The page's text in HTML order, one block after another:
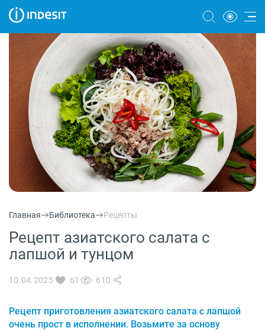
Холодильники
Морозильные камеры
Стиральные и сушильные машины
Посудомоечные машины
Плиты
Духовые шкафы
Вытяжки
Варочные панели
Микроволновые печи
Технологии
Вопрос-ответ
Библиотека
Главная Библиотека Рецепты
Рецепт азиатского салата с
лапшой и тунцом
10.04.2025 61 610
Рецепт приготовления азиатского салата с лапшой
очень прост в исполнении. Возьмите за основу